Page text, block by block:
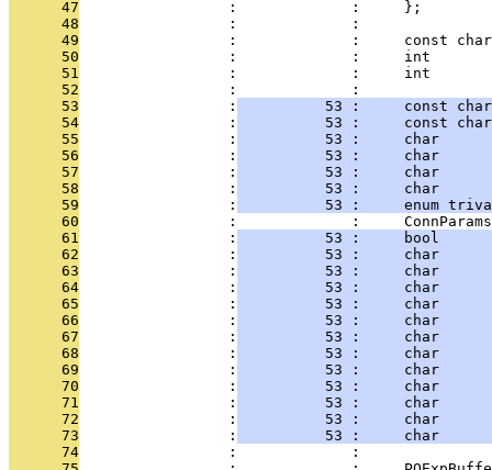
      47
                 :             :     };
      48
                 :             :
      49
:             :     const
      50
:             :     int
      51
:             :     int
      52
                 :             :
      53
                 :
53 :     const
      54
                 :
53 :     const
      55
                 :
53 :     char
      56
                 :
53 :     char
      57
                 :
53 :     char
      58
                 :
53 :     char
      59
                 :
53 :     enum
      60
:             :
      61
                 :
53 :     bool
      62
                 :
53 :     char
      63
                 :
53 :     char
      64
                 :
53 :     char
      65
                 :
53 :     char
      66
                 :
53 :     char
      67
                 :
53 :     char
      68
                 :
53 :     char
      69
                 :
53 :     char
      70
                 :
53 :     char
      71
                 :
53 :     char
      72
                 :
53 :     char
      73
                 :
53 :     char
      74
                 :             :